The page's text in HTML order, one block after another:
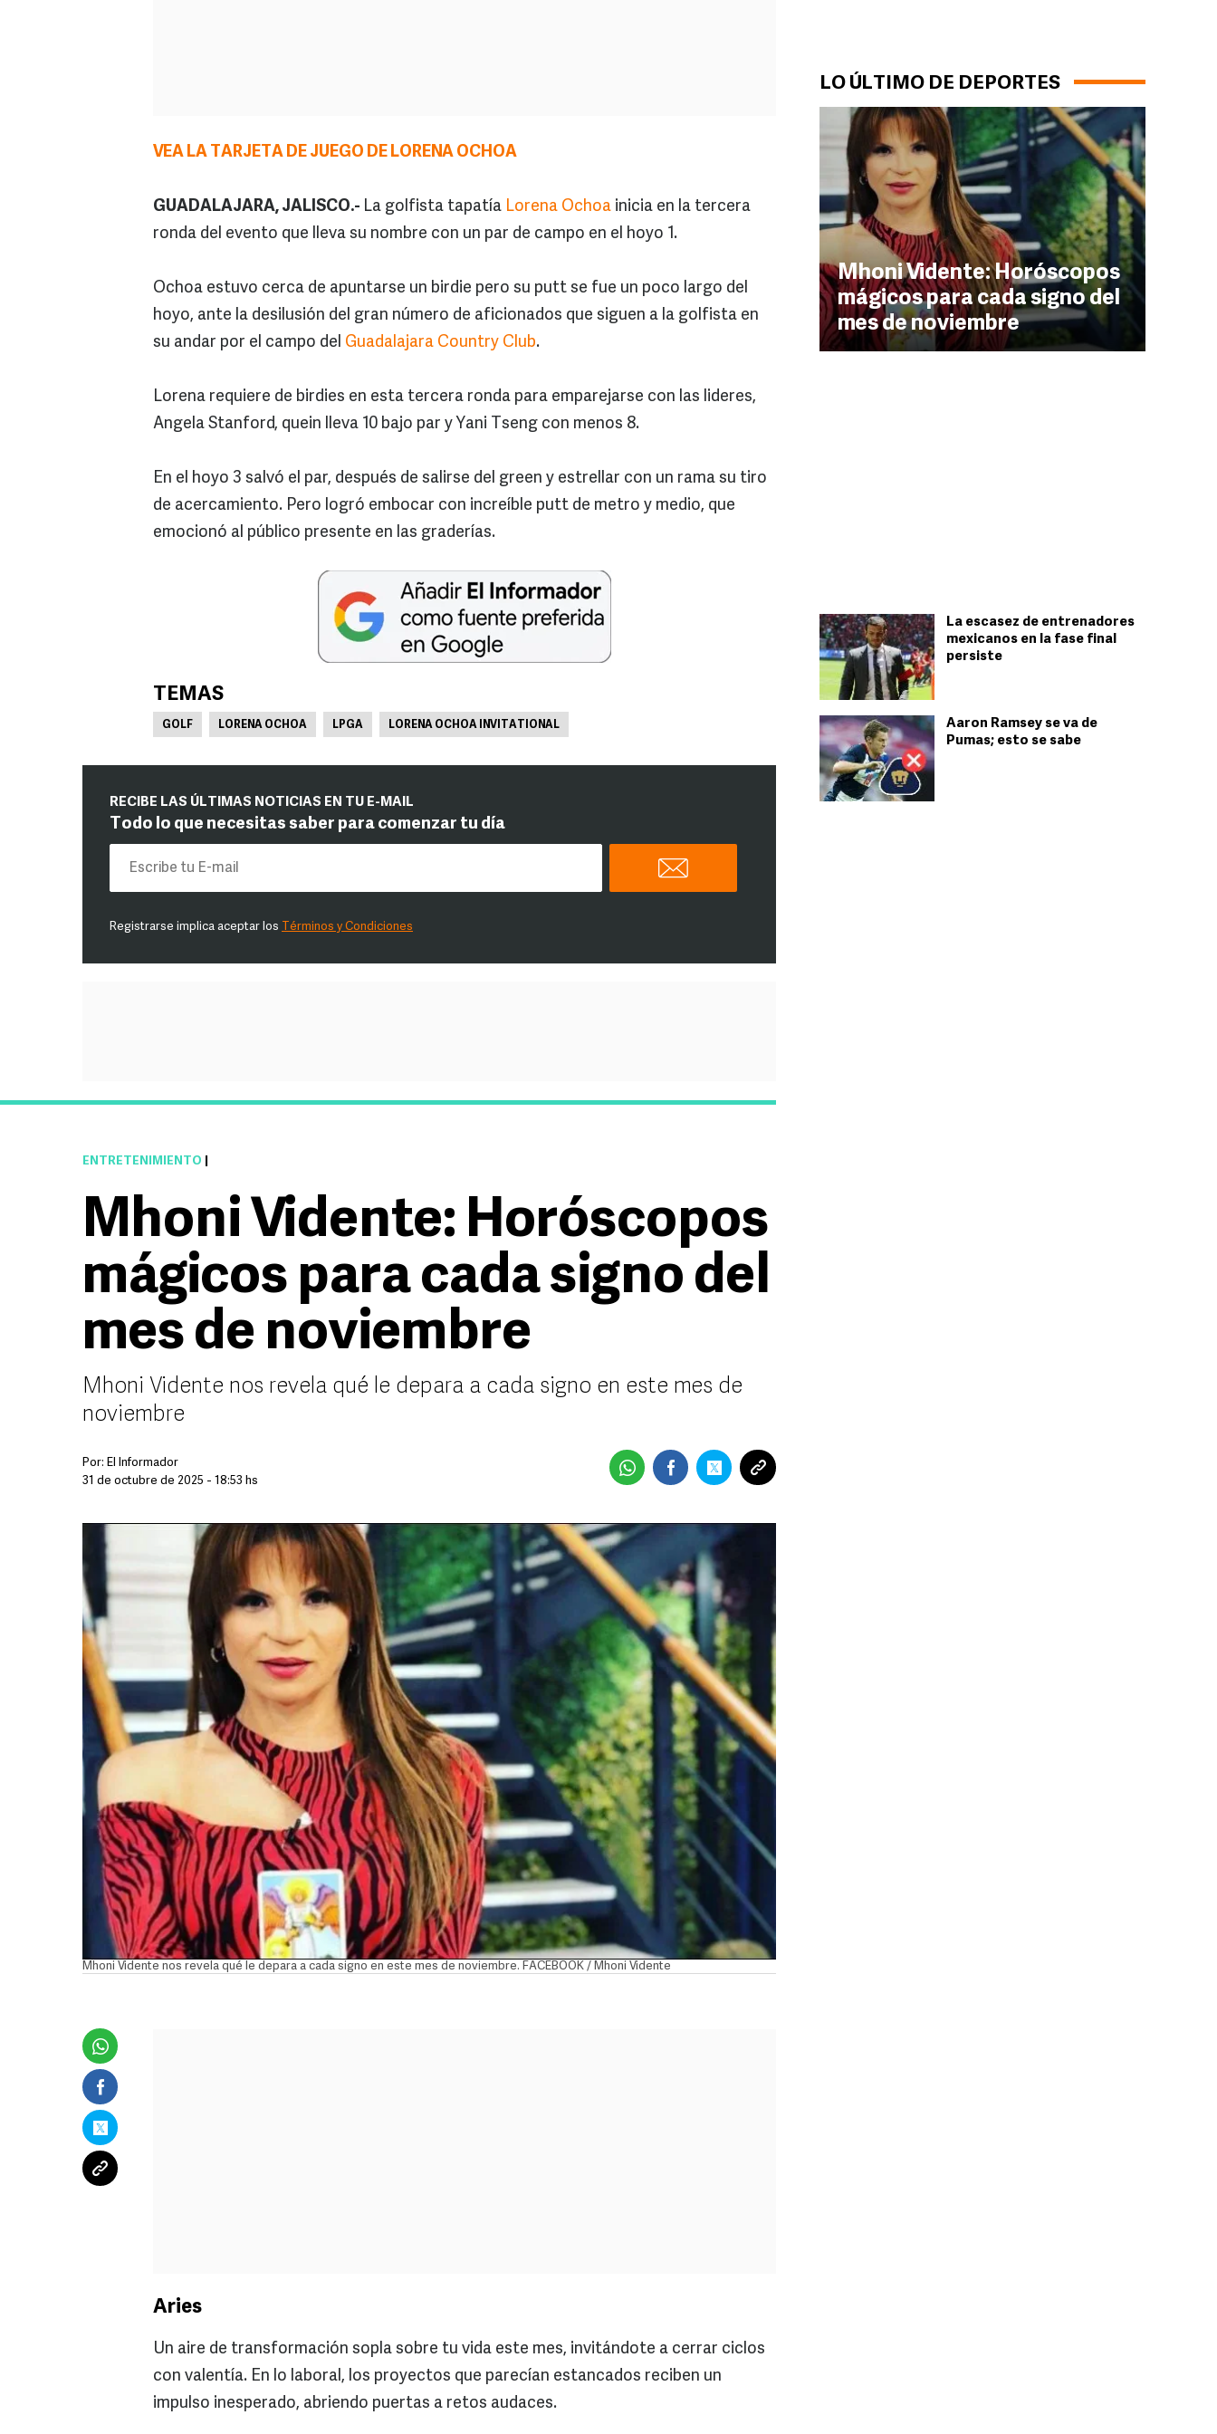
LO ÚLTIMO DE DEPORTES
Mhoni Vidente: Horóscopos
mágicos para cada signo del
mes de noviembre
La escasez de entrenadores
mexicanos en la fase final
persiste
Aaron Ramsey se va de
Pumas; esto se sabe
VEA LA TARJETA DE JUEGO DE LORENA OCHOA
GUADALAJARA, JALISCO.- La golfista tapatía Lorena Ochoa inicia en la tercera
ronda del evento que lleva su nombre con un par de campo en el hoyo 1.
Ochoa estuvo cerca de apuntarse un birdie pero su putt se fue un poco largo del
hoyo, ante la desilusión del gran número de aficionados que siguen a la golfista en
su andar por el campo del Guadalajara Country Club.
Lorena requiere de birdies en esta tercera ronda para emparejarse con las lideres,
Angela Stanford, quein lleva 10 bajo par y Yani Tseng con menos 8.
En el hoyo 3 salvó el par, después de salirse del green y estrellar con un rama su tiro
de acercamiento. Pero logró embocar con increíble putt de metro y medio, que
emocionó al público presente en las graderías.
TEMAS
GOLF LORENA OCHOA LPGA LORENA OCHOA INVITATIONAL
RECIBE LAS ÚLTIMAS NOTICIAS EN TU E-MAIL
Todo lo que necesitas saber para comenzar tu día
Registrarse implica aceptar los Términos y Condiciones
ENTRETENIMIENTO
Mhoni Vidente: Horóscopos
mágicos para cada signo del
mes de noviembre
Mhoni Vidente nos revela qué le depara a cada signo en este mes de
noviembre
Por: El Informador
31 de octubre de 2025 - 18:53 hs
Mhoni Vidente nos revela qué le depara a cada signo en este mes de noviembre. FACEBOOK / Mhoni Vidente
Aries
Un aire de transformación sopla sobre tu vida este mes, invitándote a cerrar ciclos
con valentía. En lo laboral, los proyectos que parecían estancados reciben un
impulso inesperado, abriendo puertas a retos audaces.